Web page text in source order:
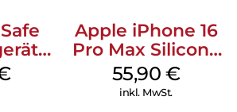
Apple iPhone 16
Pro Max Silicone
Case MagSafe
Stone Gray
55,90 €
inkl. MwSt.